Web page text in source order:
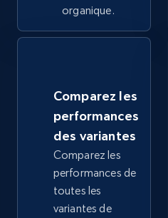
URL, Domain, Country
Sku, Product id, Product
and more.
2.1K+ 355+
organique.
Comparez les
performances
des variantes
Comparez les
performances de
toutes les
variantes de